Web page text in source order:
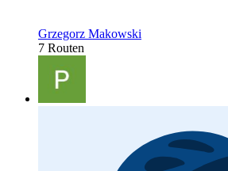
Grzegorz Makowski
7 Routen